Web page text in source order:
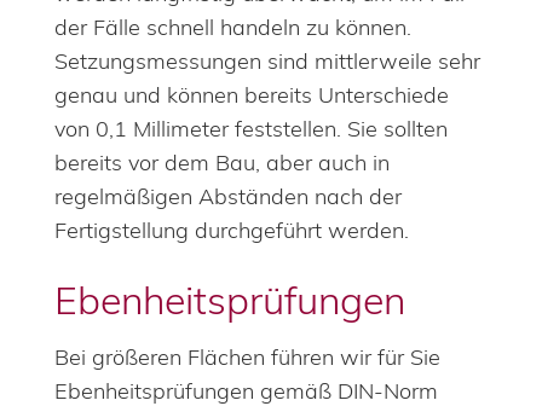
der Fälle schnell handeln zu können.
Setzungsmessungen sind mittlerweile sehr
genau und können bereits Unterschiede
von 0,1 Millimeter feststellen. Sie sollten
bereits vor dem Bau, aber auch in
regelmäßigen Abständen nach der
Fertigstellung durchgeführt werden.
Ebenheitsprüfungen
Bei größeren Flächen führen wir für Sie
Ebenheitsprüfungen gemäß DIN-Norm